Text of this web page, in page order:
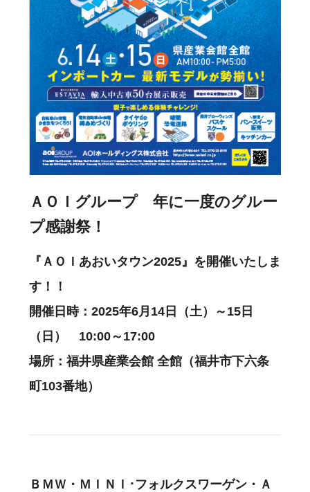
ＡＯＩグループ 年に一度のグルー
プ感謝祭！
『ＡＯＩあおいタウン2025』を開催いたしま
す！！
開催日時：2025年6月14日（土）～15日
（日） 10:00～17:00
場所：福井県産業会館 全館（福井市下六条
町103番地）
ＢＭＷ・ＭＩＮＩ･フォルクスワーゲン・Ａ